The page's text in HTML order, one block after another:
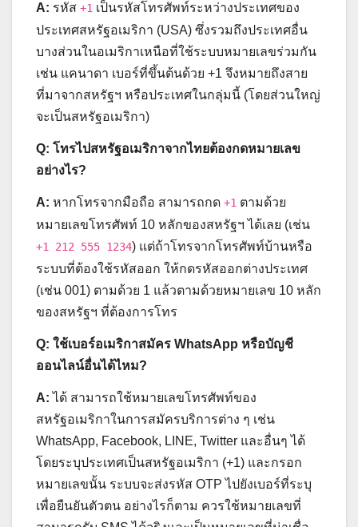
A: รหัส +1 เป็นรหัสโทรศัพท์ระหว่างประเทศของ
ประเทศสหรัฐอเมริกา (USA) ซึ่งรวมถึงประเทศอื่น
บางส่วนในอเมริกาเหนือที่ใช้ระบบหมายเลขร่วมกัน
เช่น แคนาดา เบอร์ที่ขึ้นต้นด้วย +1 จึงหมายถึงสาย
ที่มาจากสหรัฐฯ หรือประเทศในกลุ่มนี้ (โดยส่วนใหญ่
จะเป็นสหรัฐอเมริกา)
Q: โทรไปสหรัฐอเมริกาจากไทยต้องกดหมายเลข
อย่างไร?
A: หากโทรจากมือถือ สามารถกด +1 ตามด้วย
หมายเลขโทรศัพท์ 10 หลักของสหรัฐฯ ได้เลย (เช่น
+1 212 555 1234) แต่ถ้าโทรจากโทรศัพท์บ้านหรือ
ระบบที่ต้องใช้รหัสออก ให้กดรหัสออกต่างประเทศ
(เช่น 001) ตามด้วย 1 แล้วตามด้วยหมายเลข 10 หลัก
ของสหรัฐฯ ที่ต้องการโทร
Q: ใช้เบอร์อเมริกาสมัคร WhatsApp หรือบัญชี
ออนไลน์อื่นได้ไหม?
A: ได้ สามารถใช้หมายเลขโทรศัพท์ของ
สหรัฐอเมริกาในการสมัครบริการต่าง ๆ เช่น
WhatsApp, Facebook, LINE, Twitter และอื่นๆ ได้
โดยระบุประเทศเป็นสหรัฐอเมริกา (+1) และกรอก
หมายเลขนั้น ระบบจะส่งรหัส OTP ไปยังเบอร์ที่ระบุ
เพื่อยืนยันตัวตน อย่างไรก็ตาม ควรใช้หมายเลขที่